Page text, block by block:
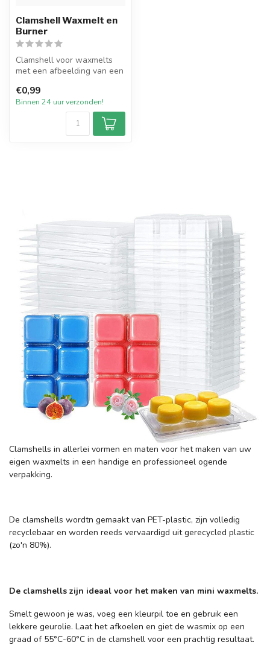
Clamshell Waxmelt en
Burner
Clamshell voor waxmelts
met een afbeelding van een
Doorzichti...
€0,99
Binnen 24 uur verzonden!
Clamshells in allerlei vormen en maten voor het maken van uw
eigen waxmelts in een handige en professioneel ogende
verpakking.
De clamshells wordtn gemaakt van PET-plastic, zijn volledig
recyclebaar en worden reeds vervaardigd uit gerecycled plastic
(zo'n 80%).
De clamshells zijn ideaal voor het maken van mini waxmelts.
Smelt gewoon je was, voeg een kleurpil toe en gebruik een
lekkere geurolie. Laat het afkoelen en giet de wasmix op een
graad of 55°C-60°C in de clamshell voor een prachtig resultaat.